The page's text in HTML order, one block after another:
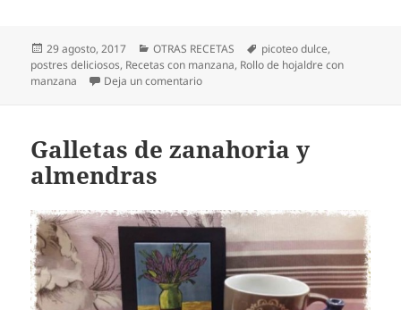
Publicado
el
29 agosto, 2017 Categorías
OTRAS RECETAS Etiquetas
picoteo dulce,
postres deliciosos, Recetas con manzana, Rollo de hojaldre con
manzana
Deja un comentarioen Rollo de hojaldre con manzana
Galletas de zanahoria y
almendras